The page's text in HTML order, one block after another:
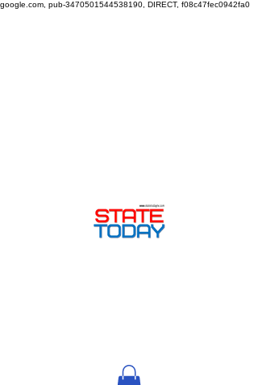
google.com, pub-3470501544538190, DIRECT, f08c47fec0942fa0